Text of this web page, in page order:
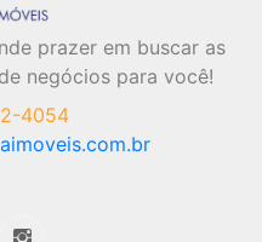
prazer em buscar as
negócios para você!
4054